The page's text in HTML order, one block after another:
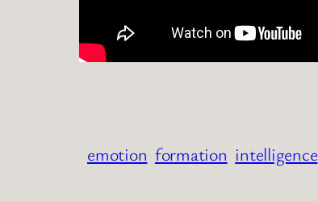
emotion formation intelligence